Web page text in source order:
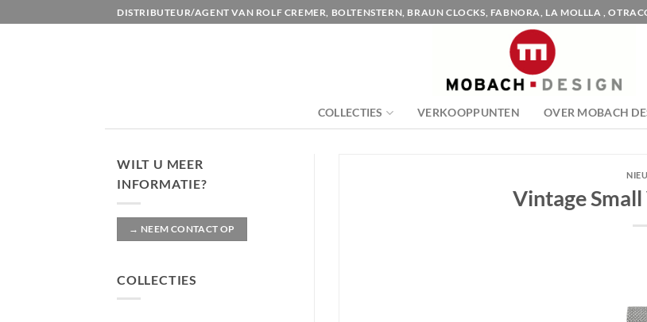
naar
DISTRIBUTEUR/AGENT VAN ROLF CREMER, BOLTENSTERN, BRAUN CLOCKS, FABNORA, LA MOLLLA ,
COLLECTIES VERKOOPPUNTEN OVER MOBACH
WILT U MEER
INFORMATIE?
→ NEEM CONTACT OP
COLLECTIES
Vintage